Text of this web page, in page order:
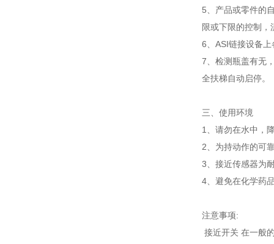
5、产品或零件的
限或下限的控制
6、ASI链接设备
7、检测瓶盖有无
全扶梯自动启停。
三、使用环境
1、请勿在水中，
2、为持动作的可
3、接近传感器为
4、避免在化学药
注意事项:
接近开关 在一般